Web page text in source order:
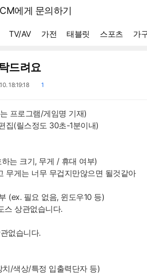
다나와
CM에게 문의하기
TV/AV 가전 태블릿 스포츠 가
드려요
18:19:18
댓1
프로그램/게임명 기재)
집(릴스정도 30초-1분이내)
는 크기, 무게 / 휴대 여부)
무게는 너무 무겁지만않으면 될것같아
(ex. 필요 없음, 윈도우10 등)
스 상관없습니다.
없습니다.
치/색상/특정 입출력단자 등)